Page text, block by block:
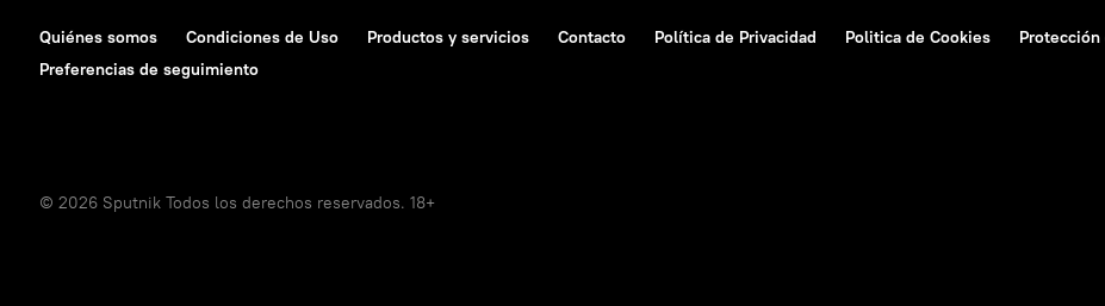
Quiénes somos Condiciones de Uso Productos y servicios Contacto Política de Privacidad Politica de Cookies
Preferencias de seguimiento
© 2026 Sputnik Todos los derechos reservados. 18+